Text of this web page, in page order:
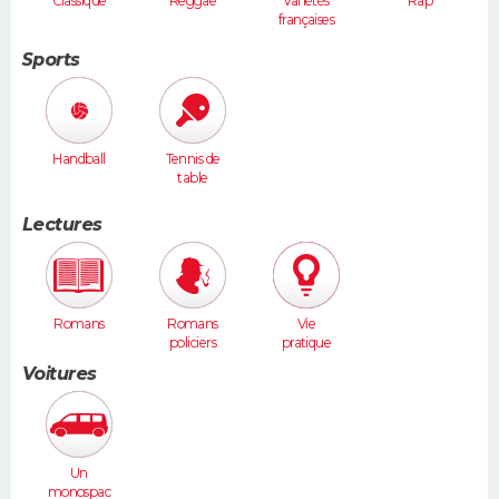
françaises
Sports
Handball
Tennis de
table
Lectures
Romans
Romans
policiers
Vie
pratique
Voitures
Un
monospac